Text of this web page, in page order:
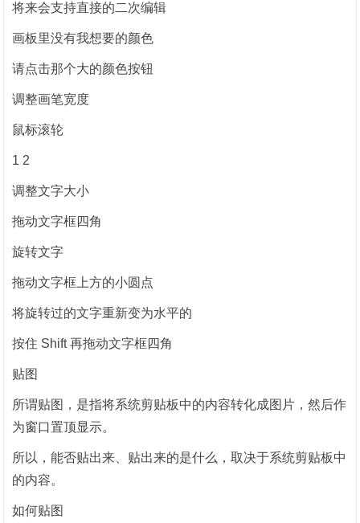
将来会支持直接的二次编辑
画板里没有我想要的颜色
请点击那个大的颜色按钮
调整画笔宽度
鼠标滚轮
1 2
调整文字大小
拖动文字框四角
旋转文字
拖动文字框上方的小圆点
将旋转过的文字重新变为水平的
按住 Shift 再拖动文字框四角
贴图
所谓贴图，是指将系统剪贴板中的内容转化成图片，然后作
为窗口置顶显示。
所以，能否贴出来、贴出来的是什么，取决于系统剪贴板中
的内容。
如何贴图